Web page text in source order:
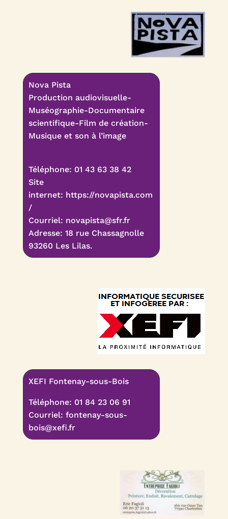
Nova Pista
Production audiovisuelle-
Muséographie-Documentaire
scientifique-Film de création-
Musique et son à l’image
Téléphone: 01 43 63 38 42
Site
internet: https://novapista.com
/
Courriel: novapista@sfr.fr
Adresse: 18 rue Chassagnolle
93260 Les Lilas.
XEFI Fontenay-sous-Bois
Téléphone: 01 84 23 06 91
Courriel: fontenay-sous-
bois@xefi.fr